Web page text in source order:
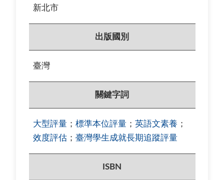
新北市
出版國別
臺灣
關鍵字詞
大型評量 ； 標準本位評量 ； 英語文素養 ；
效度評估 ； 臺灣學生成就長期追蹤評量
ISBN